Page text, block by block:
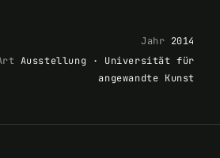
Jahr 2014
Ausstellung · Universität für
angewandte Kunst